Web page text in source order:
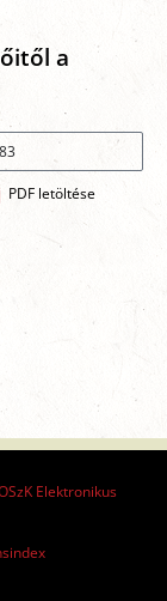
a
PDF letöltése
Elektronikus